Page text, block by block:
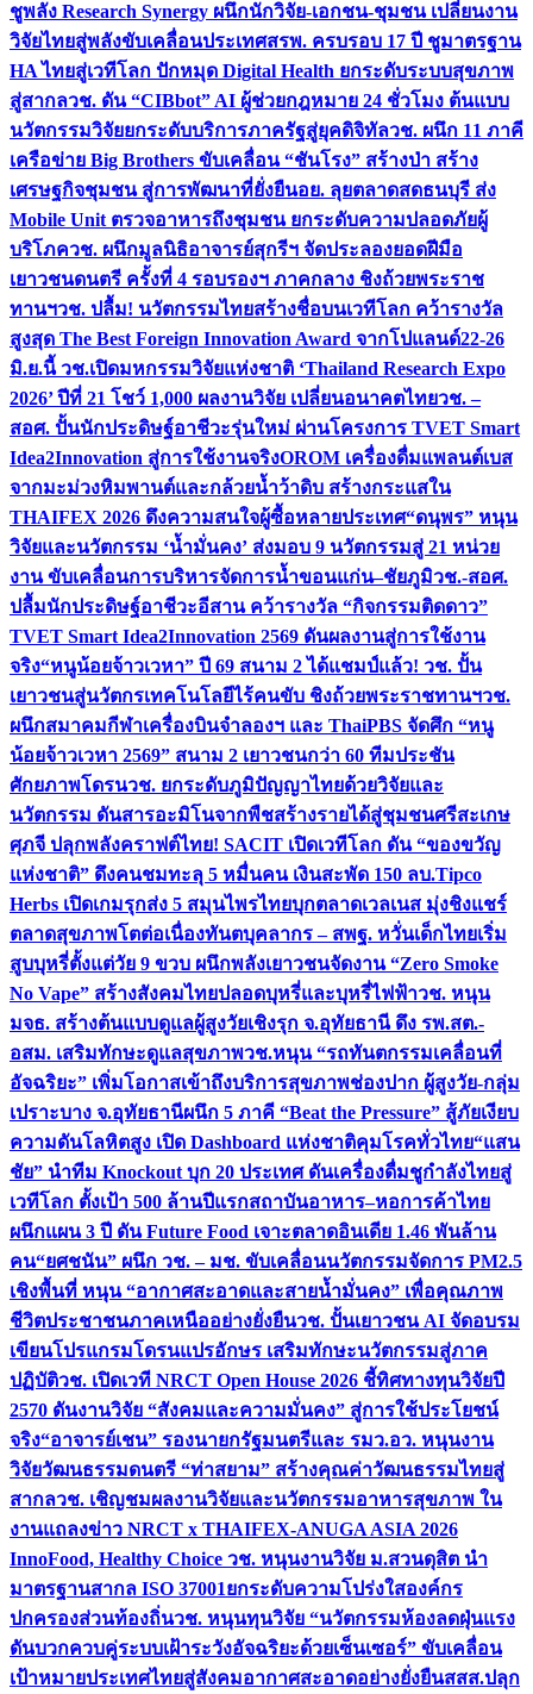
ชูพลัง Research Synergy ผนึกนักวิจัย-เอกชน-ชุมชน เปลี่ยนงาน
วิจัยไทยสู่พลังขับเคลื่อนประเทศสรพ. ครบรอบ 17 ปี ชูมาตรฐาน
HA ไทยสู่เวทีโลก ปักหมุด Digital Health ยกระดับระบบสุขภาพ
สู่สากลวช. ดัน “CIBbot” AI ผู้ช่วยกฎหมาย 24 ชั่วโมง ต้นแบบ
นวัตกรรมวิจัยยกระดับบริการภาครัฐสู่ยุคดิจิทัลวช. ผนึก 11 ภาคี
เครือข่าย Big Brothers ขับเคลื่อน “ชันโรง” สร้างป่า สร้าง
เศรษฐกิจชุมชน สู่การพัฒนาที่ยั่งยืนอย. ลุยตลาดสดธนบุรี ส่ง
Mobile Unit ตรวจอาหารถึงชุมชน ยกระดับความปลอดภัยผู้
บริโภควช. ผนึกมูลนิธิอาจารย์สุกรีฯ จัดประลองยอดฝีมือ
เยาวชนดนตรี ครั้งที่ 4 รอบรองฯ ภาคกลาง ชิงถ้วยพระราช
ทานฯวช. ปลื้ม! นวัตกรรมไทยสร้างชื่อบนเวทีโลก คว้ารางวัล
สูงสุด The Best Foreign Innovation Award จากโปแลนด์22-26
มิ.ย.นี้ วช.เปิดมหกรรมวิจัยแห่งชาติ ‘Thailand Research Expo
2026’ ปีที่ 21 โชว์ 1,000 ผลงานวิจัย เปลี่ยนอนาคตไทยวช. –
สอศ. ปั้นนักประดิษฐ์อาชีวะรุ่นใหม่ ผ่านโครงการ TVET Smart
Idea2Innovation สู่การใช้งานจริงOROM เครื่องดื่มแพลนต์เบส
จากมะม่วงหิมพานต์และกล้วยน้ำว้าดิบ สร้างกระแสใน
THAIFEX 2026 ดึงความสนใจผู้ซื้อหลายประเทศ“ดนุพร” หนุน
วิจัยและนวัตกรรม ‘น้ำมั่นคง’ ส่งมอบ 9 นวัตกรรมสู่ 21 หน่วย
งาน ขับเคลื่อนการบริหารจัดการน้ำขอนแก่น–ชัยภูมิวช.-สอศ.
ปลื้มนักประดิษฐ์อาชีวะอีสาน คว้ารางวัล “กิจกรรมติดดาว”
TVET Smart Idea2Innovation 2569 ดันผลงานสู่การใช้งาน
จริง“หนูน้อยจ้าวเวหา” ปี 69 สนาม 2 ได้แชมป์แล้ว! วช. ปั้น
เยาวชนสู่นวัตกรเทคโนโลยีไร้คนขับ ชิงถ้วยพระราชทานฯวช.
ผนึกสมาคมกีฬาเครื่องบินจำลองฯ และ ThaiPBS จัดศึก “หนู
น้อยจ้าวเวหา 2569” สนาม 2 เยาวชนกว่า 60 ทีมประชัน
ศักยภาพโดรนวช. ยกระดับภูมิปัญญาไทยด้วยวิจัยและ
นวัตกรรม ดันสารอะมิโนจากพืชสร้างรายได้สู่ชุมชนศรีสะเกษ
ศุภจี ปลุกพลังคราฟต์ไทย! SACIT เปิดเวทีโลก ดัน “ของขวัญ
แห่งชาติ” ดึงคนชมทะลุ 5 หมื่นคน เงินสะพัด 150 ลบ.Tipco
Herbs เปิดเกมรุกส่ง 5 สมุนไพรไทยบุกตลาดเวลเนส มุ่งชิงแชร์
ตลาดสุขภาพโตต่อเนื่องทันตบุคลากร – สพฐ. หวั่นเด็กไทยเริ่ม
สูบบุหรี่ตั้งแต่วัย 9 ขวบ ผนึกพลังเยาวชนจัดงาน “Zero Smoke
No Vape” สร้างสังคมไทยปลอดบุหรี่และบุหรี่ไฟฟ้าวช. หนุน
มจธ. สร้างต้นแบบดูแลผู้สูงวัยเชิงรุก จ.อุทัยธานี ดึง รพ.สต.-
อสม. เสริมทักษะดูแลสุขภาพวช.หนุน “รถทันตกรรมเคลื่อนที่
อัจฉริยะ” เพิ่มโอกาสเข้าถึงบริการสุขภาพช่องปาก ผู้สูงวัย-กลุ่ม
เปราะบาง จ.อุทัยธานีผนึก 5 ภาคี “Beat the Pressure” สู้ภัยเงียบ
ความดันโลหิตสูง เปิด Dashboard แห่งชาติคุมโรคทั่วไทย“แสน
ชัย” นำทีม Knockout บุก 20 ประเทศ ดันเครื่องดื่มชูกำลังไทยสู่
เวทีโลก ตั้งเป้า 500 ล้านปีแรกสถาบันอาหาร–หอการค้าไทย
ผนึกแผน 3 ปี ดัน Future Food เจาะตลาดอินเดีย 1.46 พันล้าน
คน“ยศชนัน” ผนึก วช. – มช. ขับเคลื่อนนวัตกรรมจัดการ PM2.5
เชิงพื้นที่ หนุน “อากาศสะอาดและสายน้ำมั่นคง” เพื่อคุณภาพ
ชีวิตประชาชนภาคเหนืออย่างยั่งยืนวช. ปั้นเยาวชน AI จัดอบรม
เขียนโปรแกรมโดรนแปรอักษร เสริมทักษะนวัตกรรมสู่ภาค
ปฏิบัติวช. เปิดเวที NRCT Open House 2026 ชี้ทิศทางทุนวิจัยปี
2570 ดันงานวิจัย “สังคมและความมั่นคง” สู่การใช้ประโยชน์
จริง“อาจารย์เชน” รองนายกรัฐมนตรีและ รมว.อว. หนุนงาน
วิจัยวัฒนธรรมดนตรี “ท่าสยาม” สร้างคุณค่าวัฒนธรรมไทยสู่
สากลวช. เชิญชมผลงานวิจัยและนวัตกรรมอาหารสุขภาพ ใน
งานแถลงข่าว NRCT x THAIFEX-ANUGA ASIA 2026
InnoFood, Healthy Choice วช. หนุนงานวิจัย ม.สวนดุสิต นำ
มาตรฐานสากล ISO 37001ยกระดับความโปร่งใสองค์กร
ปกครองส่วนท้องถิ่นวช. หนุนทุนวิจัย “นวัตกรรมห้องลดฝุ่นแรง
ดันบวกควบคู่ระบบเฝ้าระวังอัจฉริยะด้วยเซ็นเซอร์” ขับเคลื่อน
เป้าหมายประเทศไทยสู่สังคมอากาศสะอาดอย่างยั่งยืนสสส.ปลุก